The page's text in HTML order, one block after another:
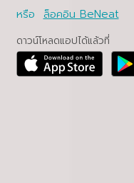
หรือ ล็อคอิน BeNeat
ดาวน์โหลดแอปได้แล้วที่